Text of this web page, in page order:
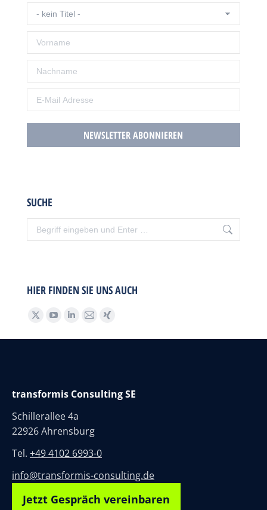
SUCHE
HIER FINDEN SIE UNS AUCH
Find us on:
transformis Consulting SE
Schillerallee 4a
22926 Ahrensburg
Tel. +49 4102 6993-0
info@transformis-consulting.de
Jetzt Gespräch vereinbaren